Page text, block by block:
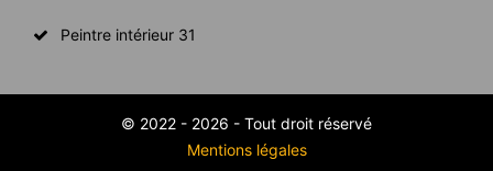
Peintre intérieur 31
© 2022 - 2026 - Tout droit réservé
Mentions légales